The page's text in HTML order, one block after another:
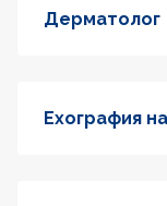
Дерматолог
Ехография